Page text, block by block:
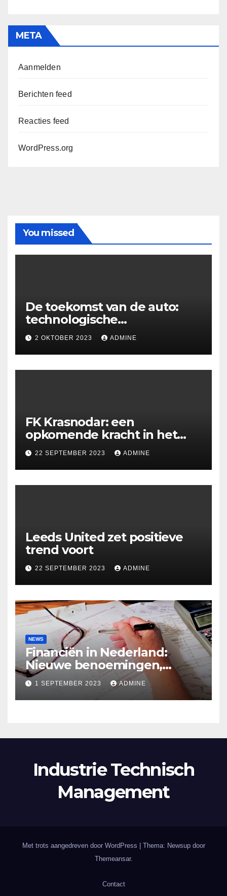
META
Aanmelden
Berichten feed
Reacties feed
WordPress.org
You missed
De toekomst van de auto:
technologische
ontwikkelingen en
uitdagingen
2 OKTOBER 2023 ADMINE
FK Krasnodar: een
opkomende kracht in het
Russische voetbal
22 SEPTEMBER 2023 ADMINE
Leeds United zet positieve
trend voort
22 SEPTEMBER 2023 ADMINE
NEWS
Financiën in Nederland:
Nieuwe benoemingen,
spaarrente en politieke
beloftes
1 SEPTEMBER 2023 ADMINE
Industrie Technisch
Management
Met trots aangedreven door WordPress
Thema: Newsup door
Themeansar.
Contact